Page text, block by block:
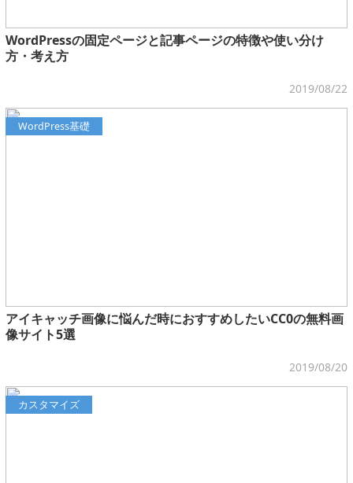
WordPressの固定ページと記事ページの特徴や使い分け
方・考え方
2019/08/22
WordPress基礎
アイキャッチ画像に悩んだ時におすすめしたいCC0の無料画
像サイト5選
2019/08/20
カスタマイズ